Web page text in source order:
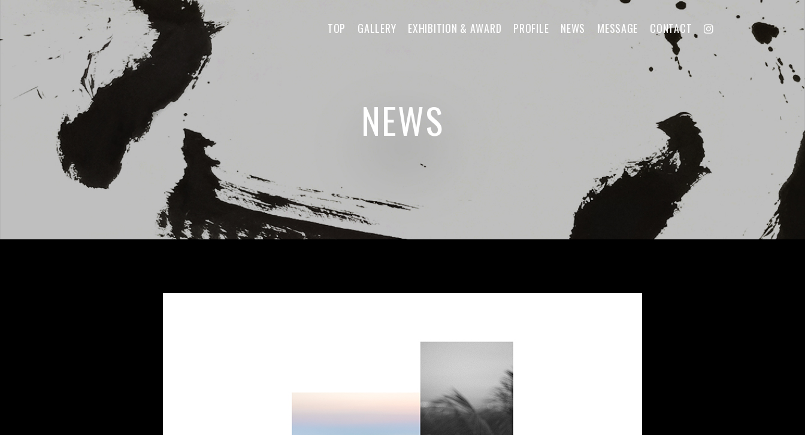
TOP GALLERY EXHIBITION & AWARD PROFILE NEWS MESSAGE CONTACT
NEWS